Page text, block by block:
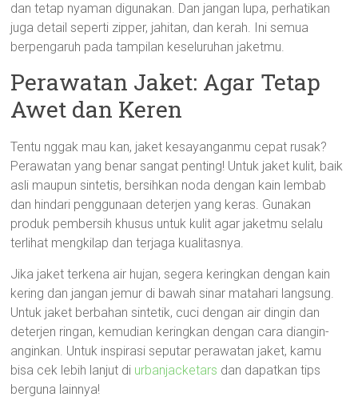
dan tetap nyaman digunakan. Dan jangan lupa, perhatikan
juga detail seperti zipper, jahitan, dan kerah. Ini semua
berpengaruh pada tampilan keseluruhan jaketmu.
Perawatan Jaket: Agar Tetap
Awet dan Keren
Tentu nggak mau kan, jaket kesayanganmu cepat rusak?
Perawatan yang benar sangat penting! Untuk jaket kulit, baik
asli maupun sintetis, bersihkan noda dengan kain lembab
dan hindari penggunaan deterjen yang keras. Gunakan
produk pembersih khusus untuk kulit agar jaketmu selalu
terlihat mengkilap dan terjaga kualitasnya.
Jika jaket terkena air hujan, segera keringkan dengan kain
kering dan jangan jemur di bawah sinar matahari langsung.
Untuk jaket berbahan sintetik, cuci dengan air dingin dan
deterjen ringan, kemudian keringkan dengan cara diangin-
anginkan. Untuk inspirasi seputar perawatan jaket, kamu
bisa cek lebih lanjut di urbanjacketars dan dapatkan tips
berguna lainnya!